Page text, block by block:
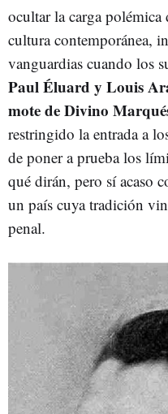
ocultar la carga
cultura contemporánea,
vanguardias cuando los
Paul Éluard y Louis
mote de Divino
restringido la entrada a
de poner a prueba los
qué dirán, pero sí acaso
un país cuya tradición
penal.